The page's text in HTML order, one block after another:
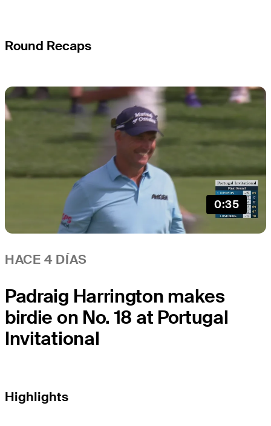
Round Recaps
0:35
HACE 4 DÍAS
Padraig Harrington makes
birdie on No. 18 at Portugal
Invitational
Highlights